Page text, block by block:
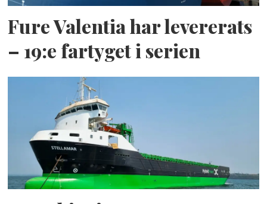
Fure Valentia har levererats
– 19:e fartyget i serien